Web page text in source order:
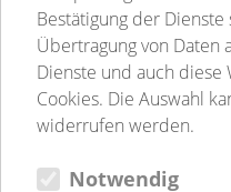
Jugend-,
Weitere
Bestätigung der
Übertragung von Daten
Dienste und auch diese
Cookies. Die Auswahl
widerrufen werden.
Notwendig